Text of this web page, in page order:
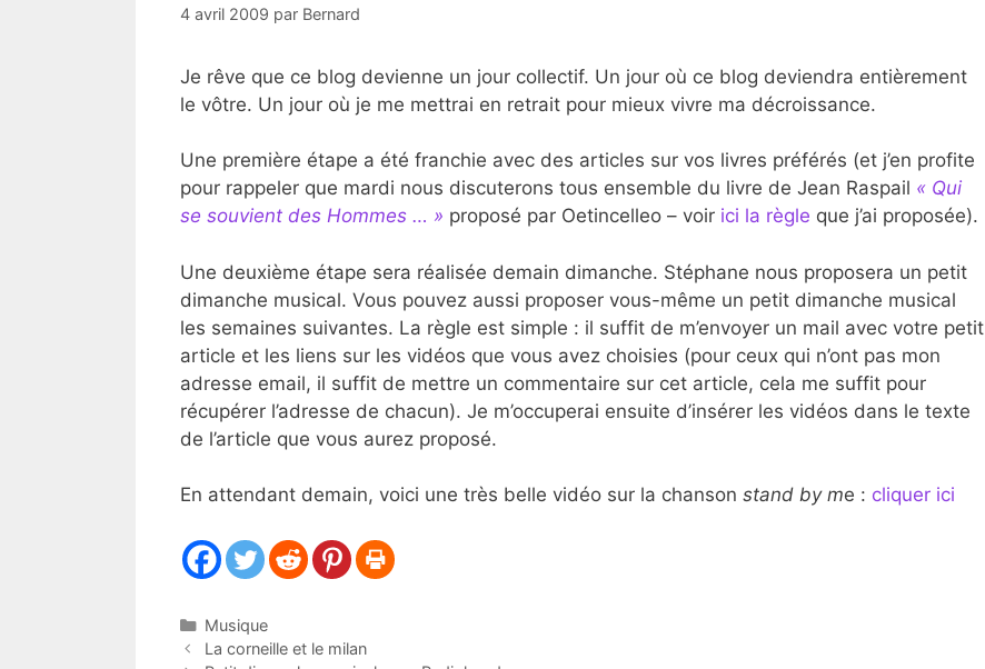
4 avril 2009 par Bernard
Je rêve que ce blog devienne un jour collectif. Un jour où ce blog deviendra entièrement
le vôtre. Un jour où je me mettrai en retrait pour mieux vivre ma décroissance.
Une première étape a été franchie avec des articles sur vos livres préférés (et j’en profite
pour rappeler que mardi nous discuterons tous ensemble du livre de Jean Raspail « Qui
se souvient des Hommes … » proposé par Oetincelleo – voir ici la règle que j’ai proposée).
Une deuxième étape sera réalisée demain dimanche. Stéphane nous proposera un petit
dimanche musical. Vous pouvez aussi proposer vous-même un petit dimanche musical
les semaines suivantes. La règle est simple : il suffit de m’envoyer un mail avec votre petit
article et les liens sur les vidéos que vous avez choisies (pour ceux qui n’ont pas mon
adresse email, il suffit de mettre un commentaire sur cet article, cela me suffit pour
récupérer l’adresse de chacun). Je m’occuperai ensuite d’insérer les vidéos dans le texte
de l’article que vous aurez proposé.
En attendant demain, voici une très belle vidéo sur la chanson stand by me : cliquer ici
Catégories
Musique
La corneille et le milan